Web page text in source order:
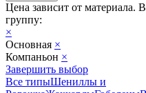
Цена зависит от материала.
группу:
×
Основная ×
Компаньон ×
Завершить выбор
Все типыШениллы и